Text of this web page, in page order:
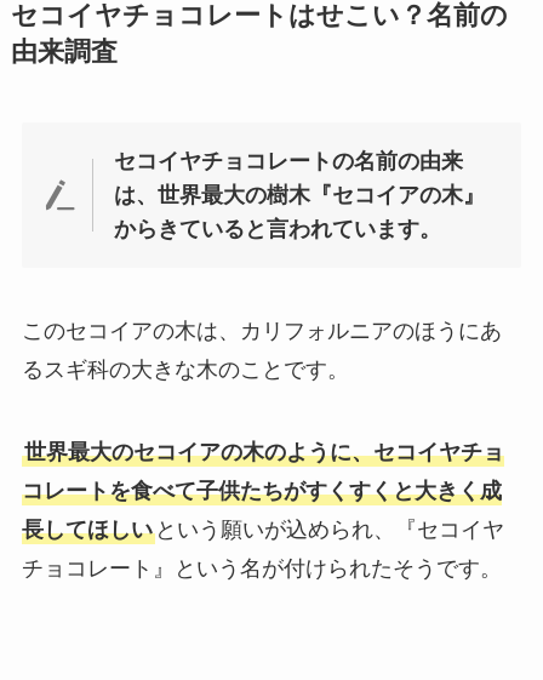
セコイヤチョコレートはせこい？名前の
由来調査
セコイヤチョコレートの名前の由来
は、世界最大の樹木『セコイアの木』
からきていると言われています。
このセコイアの木は、カリフォルニアのほうにあ
るスギ科の大きな木のことです。
世界最大のセコイアの木のように、セコイヤチョ
コレートを食べて子供たちがすくすくと大きく成
長してほしいという願いが込められ、『セコイヤ
チョコレート』という名が付けられたそうです。